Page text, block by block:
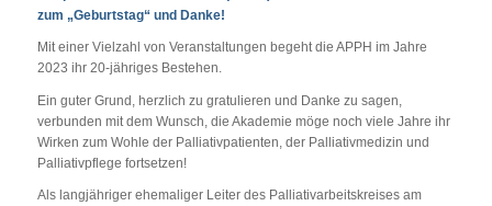
zum „Geburtstag“ und Danke!
Mit einer Vielzahl von Veranstaltungen begeht die APPH im Jahre
2023 ihr 20-jähriges Bestehen.
Ein guter Grund, herzlich zu gratulieren und Danke zu sagen,
verbunden mit dem Wunsch, die Akademie möge noch viele Jahre ihr
Wirken zum Wohle der Palliativpatienten, der Palliativmedizin und
Palliativpflege fortsetzen!
Als langjähriger ehemaliger Leiter des Palliativarbeitskreises am